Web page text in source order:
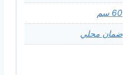
60 سم
ضمان محلي